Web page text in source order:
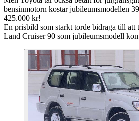
bensinmotorn kostar jubileumsmodellen
425.000 kr!
En prisbild som starkt torde bidraga till att
Land Cruiser 90 som jubileumsmodell